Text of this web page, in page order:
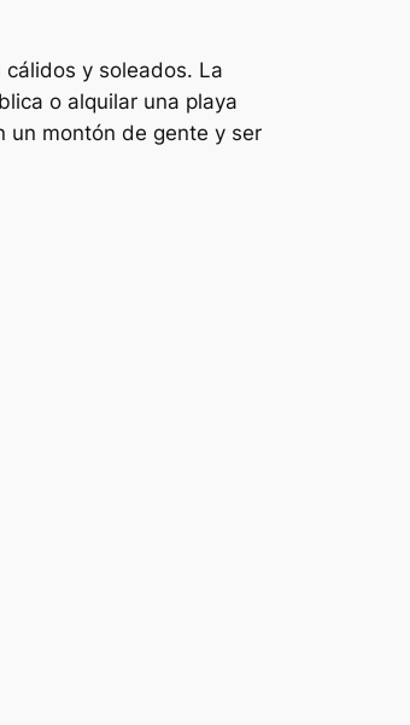
y soleados. La
o alquilar una playa
un montón de gente y ser